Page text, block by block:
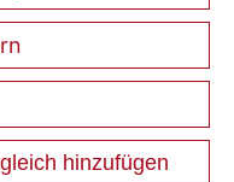
hinzufügen